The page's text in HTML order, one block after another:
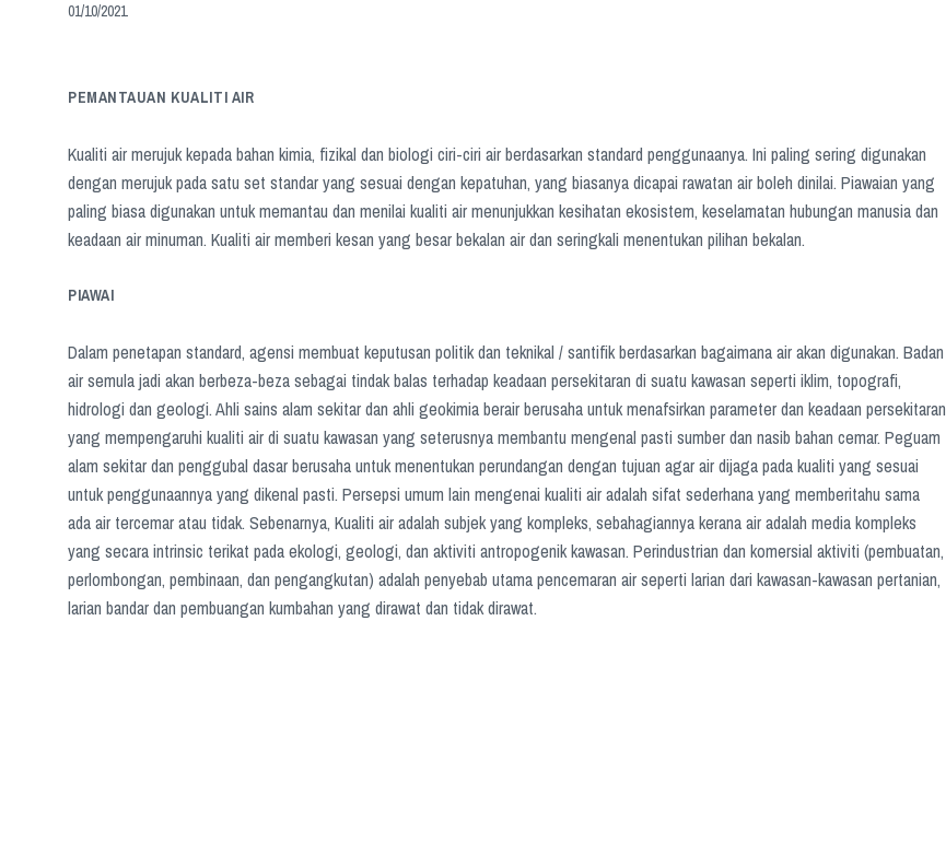
01/10/2021
PEMANTAUAN KUALITI AIR
Kualiti air merujuk kepada bahan kimia, fizikal dan biologi ciri-ciri air berdasarkan standard penggunaanya. Ini paling sering digunakan
dengan merujuk pada satu set standar yang sesuai dengan kepatuhan, yang biasanya dicapai rawatan air boleh dinilai. Piawaian yang
paling biasa digunakan untuk memantau dan menilai kualiti air menunjukkan kesihatan ekosistem, keselamatan hubungan manusia dan
keadaan air minuman. Kualiti air memberi kesan yang besar bekalan air dan seringkali menentukan pilihan bekalan.
PIAWAI
Dalam penetapan standard, agensi membuat keputusan politik dan teknikal / santifik berdasarkan bagaimana air akan digunakan. Badan
air semula jadi akan berbeza-beza sebagai tindak balas terhadap keadaan persekitaran di suatu kawasan seperti iklim, topografi,
hidrologi dan geologi. Ahli sains alam sekitar dan ahli geokimia berair berusaha untuk menafsirkan parameter dan keadaan persekitaran
yang mempengaruhi kualiti air di suatu kawasan yang seterusnya membantu mengenal pasti sumber dan nasib bahan cemar. Peguam
alam sekitar dan penggubal dasar berusaha untuk menentukan perundangan dengan tujuan agar air dijaga pada kualiti yang sesuai
untuk penggunaannya yang dikenal pasti. Persepsi umum lain mengenai kualiti air adalah sifat sederhana yang memberitahu sama
ada air tercemar atau tidak. Sebenarnya, Kualiti air adalah subjek yang kompleks, sebahagiannya kerana air adalah media kompleks
yang secara intrinsic terikat pada ekologi, geologi, dan aktiviti antropogenik kawasan. Perindustrian dan komersial aktiviti (pembuatan,
perlombongan, pembinaan, dan pengangkutan) adalah penyebab utama pencemaran air seperti larian dari kawasan-kawasan pertanian,
larian bandar dan pembuangan kumbahan yang dirawat dan tidak dirawat.